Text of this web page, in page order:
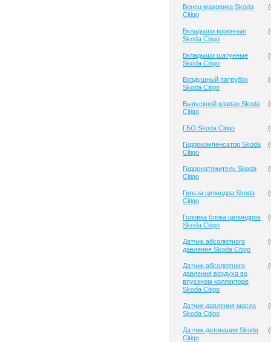
Венец маховика Skoda
Citigo
(
Вкладыши коренные
Skoda Citigo
(
Вкладыши шатунные
Skoda Citigo
(
Воздушный патрубок
Skoda Citigo
(
Выпускной клапан Skoda
Citigo
(
ГБО Skoda Citigo (
Гидрокомпенсатор Skoda
Citigo
(
Гидронатяжитель Skoda
Citigo
(
Гильза цилиндра Skoda
Citigo
(
Головка блока цилиндров
Skoda Citigo
(
Датчик абсолютного
давления Skoda Citigo
(
Датчик абсолютного
давления воздуха во
впускном коллекторе
Skoda Citigo
(
Датчик давления масла
Skoda Citigo
(
Датчик детонации Skoda
Citigo
(